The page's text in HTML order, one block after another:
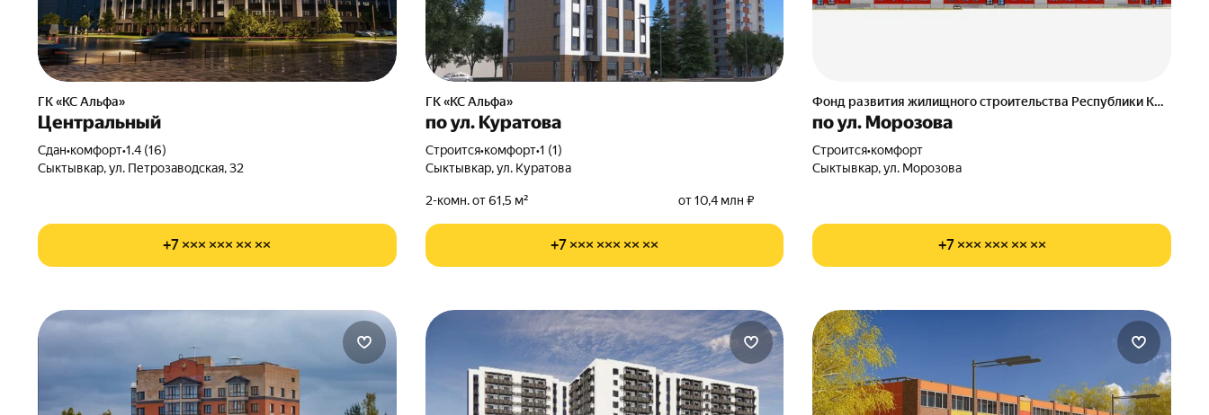
ГК «КС Альфа»
Центральный
Сдан•комфорт•1.4 (16)
Сыктывкар, ул. Петрозаводская, 32
+7 ××× ××× ×× ××
ГК «КС Альфа»
по ул. Куратова
Строится•комфорт•1 (1)
Сыктывкар, ул. Куратова
2-комн. от 61,5 м² от 10,4 млн ₽
+7 ××× ××× ×× ××
Фонд развития жилищного строительства Республики Коми
по ул. Морозова
Строится•комфорт
Сыктывкар, ул. Морозова
+7 ××× ××× ×× ××